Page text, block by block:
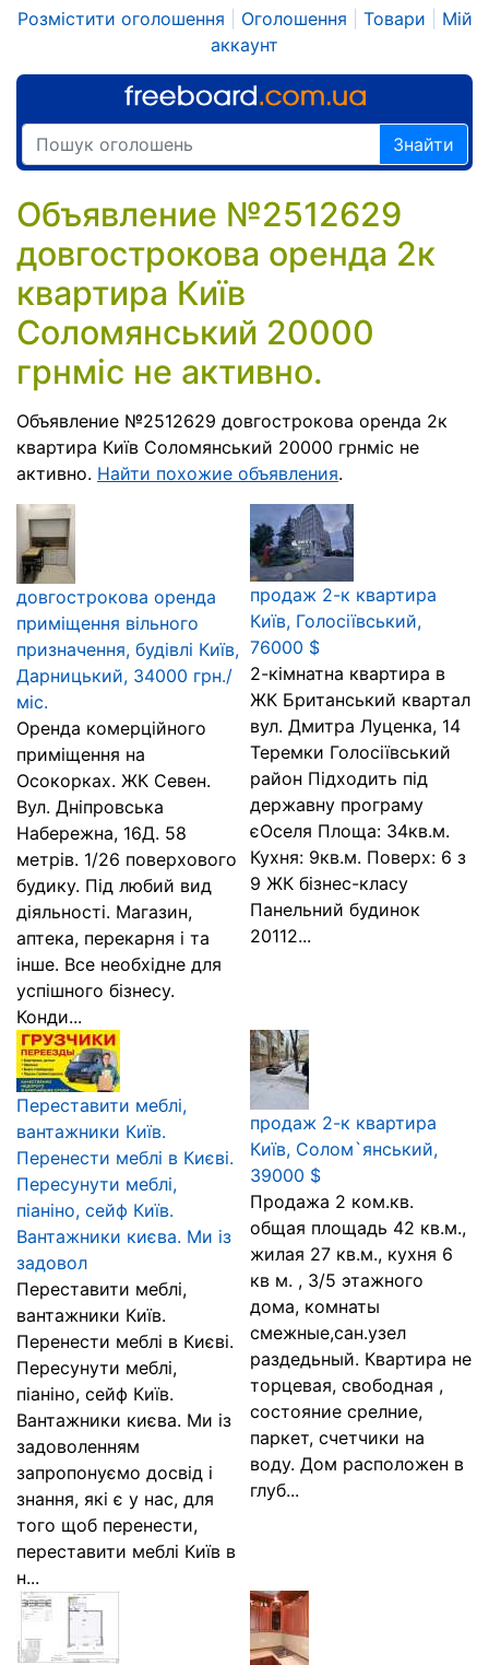
Розмістити оголошення Оголошення Товари
Мій
аккаунт
Знайти
Объявление №2512629
довгострокова оренда 2к
квартира Київ
Соломянський 20000
грнміс не активно.
Объявление №2512629 довгострокова оренда 2к
квартира Київ Соломянський 20000 грнміс не
активно. Найти похожие объявления.
довгострокова оренда
приміщення вільного
призначення, будівлі Київ,
Дарницький, 34000 грн./
міс.
Оренда комерційного
приміщення на
Осокорках. ЖК Севен.
Вул. Дніпровська
Набережна, 16Д. 58
метрів. 1/26 поверхового
будику. Під любий вид
діяльності. Магазин,
аптека, перекарня і та
інше. Все необхідне для
успішного бізнесу.
Конди...
продаж 2-к квартира
Київ, Голосіївський,
76000 $
2-кімнатна квартира в
ЖК Британський квартал
вул. Дмитра Луценка, 14
Теремки Голосіївський
район Підходить під
державну програму
єОселя Площа: 34кв.м.
Кухня: 9кв.м. Поверх: 6 з
9 ЖК бізнес-класу
Панельний будинок
20112...
Переставити меблі,
вантажники Київ.
Перенести меблі в Києві.
Пересунути меблі,
піаніно, сейф Київ.
Вантажники києва. Ми із
задовол
Переставити меблі,
вантажники Київ.
Перенести меблі в Києві.
Пересунути меблі,
піаніно, сейф Київ.
Вантажники києва. Ми із
задоволенням
запропонуємо досвід і
знання, які є у нас, для
того щоб перенести,
переставити меблі Київ в
н...
продаж 2-к квартира
Київ, Солом`янський,
39000 $
Продажа 2 ком.кв.
общая площадь 42 кв.м.,
жилая 27 кв.м., кухня 6
кв м. , 3/5 этажного
дома, комнаты
смежные,сан.узел
раздедьный. Квартира не
торцевая, свободная ,
состояние срелние,
паркет, счетчики на
воду. Дом расположен в
глуб...